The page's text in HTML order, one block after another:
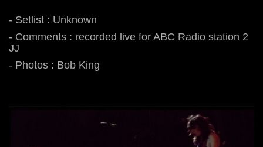
- Setlist : Unknown
- Comments : recorded live for ABC Radio station 2
JJ
- Photos : Bob King